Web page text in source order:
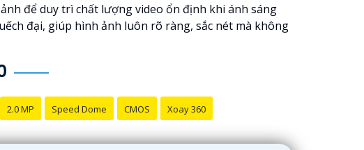
để duy trì chất lượng video ổn định khi ánh sáng
đại, giúp hình ảnh luôn rõ ràng, sắc nét mà không
2.0 MP Speed Dome CMOS Xoay 360